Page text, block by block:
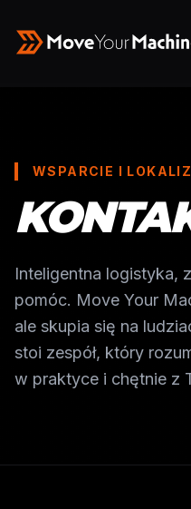
WSPARCIE I
Inteligentna logistyka,
pomóc. Move Your
ale skupia się na
stoi zespół, który
w praktyce i chętnie z